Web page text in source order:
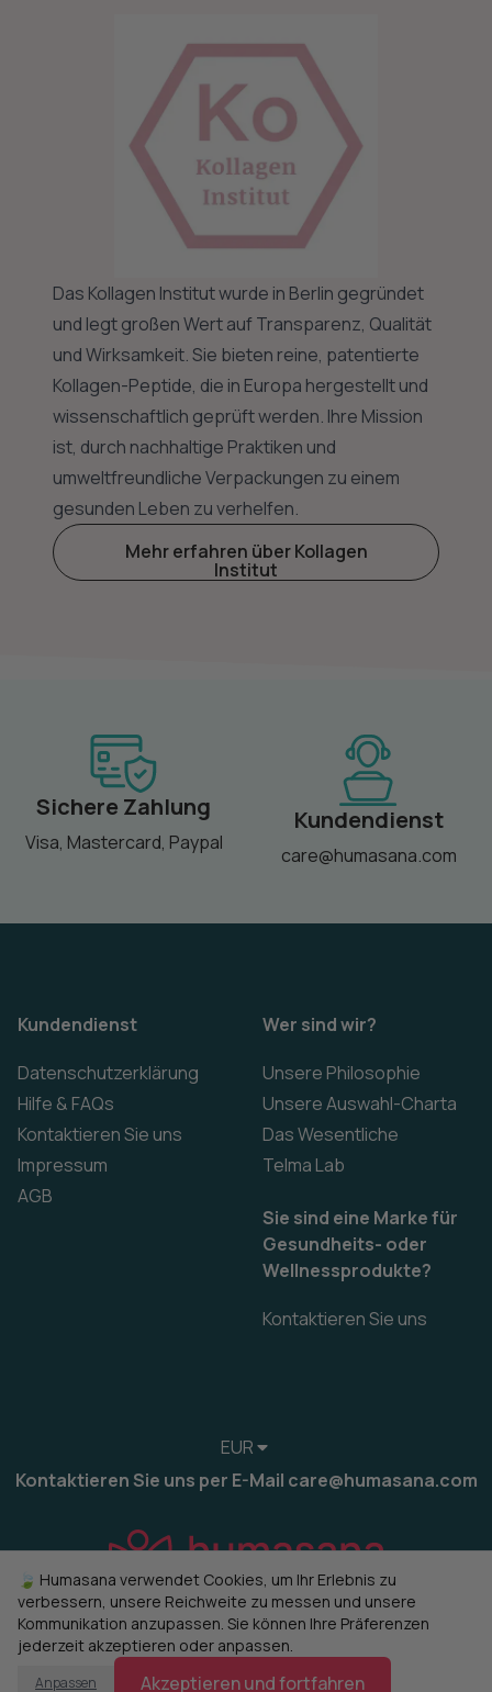
Das Kollagen Institut wurde in Berlin gegründet
und legt großen Wert auf Transparenz, Qualität
und Wirksamkeit. Sie bieten reine, patentierte
Kollagen-Peptide, die in Europa hergestellt und
wissenschaftlich geprüft werden. Ihre Mission
ist, durch nachhaltige Praktiken und
umweltfreundliche Verpackungen zu einem
gesunden Leben zu verhelfen.
Mehr erfahren über Kollagen
Institut
Sichere Zahlung
Visa, Mastercard, Paypal
Kundendienst
care@humasana.com
Kundendienst
Datenschutzerklärung
Hilfe & FAQs
Kontaktieren Sie uns
Impressum
AGB
Wer sind wir?
Unsere Philosophie
Unsere Auswahl-Charta
Das Wesentliche
Telma Lab
Sie sind eine Marke für
Gesundheits- oder
Wellnessprodukte?
Kontaktieren Sie uns
EUR
Kontaktieren Sie uns per E-Mail care@humasana.com
© 2022-2026 humasana Cookies verwalten
🍃 Humasana verwendet Cookies, um Ihr Erlebnis zu
verbessern, unsere Reichweite zu messen und unsere
Kommunikation anzupassen. Sie können Ihre Präferenzen
jederzeit akzeptieren oder anpassen.
Anpassen Akzeptieren und fortfahren